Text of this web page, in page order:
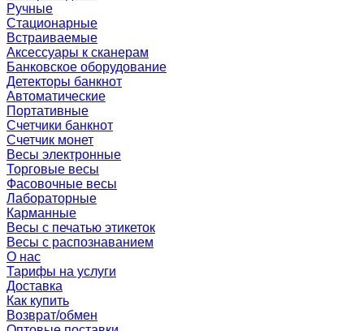
Ручные
Стационарные
Встраиваемые
Аксессуары к сканерам
Банковское оборудование
Детекторы банкнот
Автоматические
Портативные
Счетчики банкнот
Счетчик монет
Весы электронные
Торговые весы
Фасовочные весы
Лабораторные
Карманные
Весы с печатью этикеток
Весы с распознаванием
О нас
Тарифы на услуги
Доставка
Как купить
Возврат/обмен